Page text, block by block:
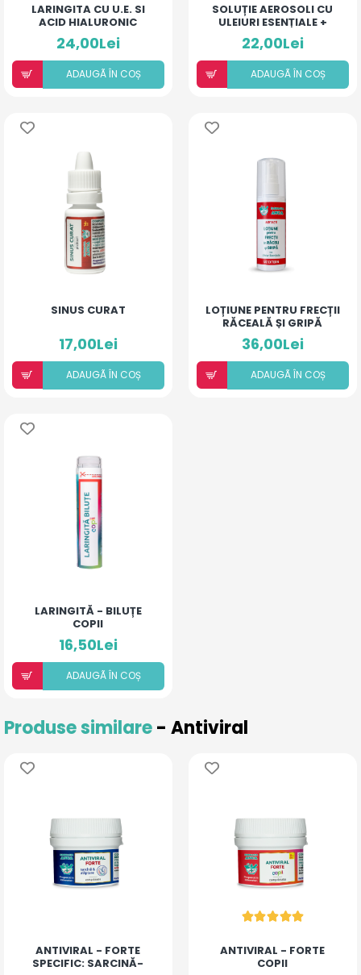
LARINGITA CU U.E. SI
ACID HIALURONIC
(PIERSICĂ ȘI MANGO)
24,00Lei
ADAUGÃ ÎN COȘ
SOLUȚIE AEROSOLI CU
ULEIURI ESENȚIALE +
DEXAMETAZONĂ
22,00Lei
ADAUGÃ ÎN COȘ
SINUS CURAT
17,00Lei
ADAUGÃ ÎN COȘ
LOȚIUNE PENTRU FRECȚII
RĂCEALĂ ȘI GRIPĂ
36,00Lei
ADAUGÃ ÎN COȘ
LARINGITĂ - BILUȚE
COPII
16,50Lei
ADAUGÃ ÎN COȘ
Produse similare- Antiviral
ANTIVIRAL - FORTE
SPECIFIC: SARCINĂ-
ANTIVIRAL - FORTE
COPII